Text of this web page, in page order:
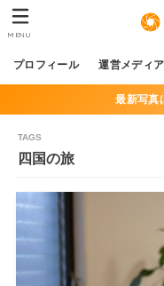
プロフィール 運営メディ
MENU
最新写真
四国の旅